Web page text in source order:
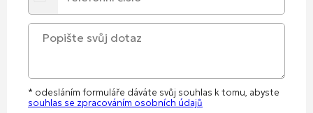
* odesláním formuláře dáváte svůj souhlas k tomu, abyste
souhlas se zpracováním osobních údajů